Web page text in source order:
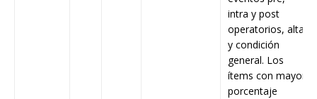
intra y post
operatorios, alta
y condición
general. Los
ítems con mayor
porcentaje